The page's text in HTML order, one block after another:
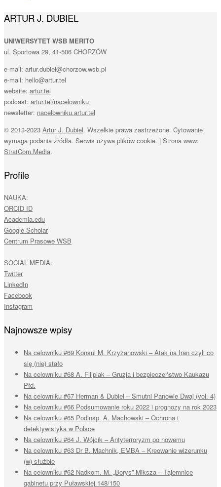
ARTUR J. DUBIEL
UNIWERSYTET WSB MERITO
ul. Sportowa 29, 41-506 CHORZÓW
e-mail: artur.dubiel@chorzow.wsb.pl
e-mail: hello@artur.tel
website: artur.tel
podcast: artur.tel/nacelowniku
newsletter: nacelowniku.artur.tel
© 2013-2023 Artur J. Dubiel. Wszelkie prawa zastrzeżone. Cytowanie
wymaga podania źródła. Serwis używa plików cookie. | Strona www:
StratCom.Media.
Profile
NAUKA:
ORCID ID
Academia.edu
Google Scholar
Centrum Prasowe WSB
SOCIAL MEDIA:
Twitter
LinkedIn
Facebook
Instagram
Najnowsze wpisy
Na celowniku #69 Konsul M. Krzyżanowski – Atak na Iran czyli co
się (nie) stało
Na celowniku #68 A. Filipiak – Gruzja i bezpieczeństwo Kaukazu
Płd.
Na celowniku #67 Herman & Dubiel – Smutni Panowie Dwaj (vol. 4)
Na celowniku #66 Podsumowanie roku 2022 i prognozy na rok 2023
Na celowniku #65 Podinsp. A. Machowski – Ochrona i
detektywistyka w Polsce
Na celowniku #64 J. Wójcik – Antyterroryzm po nowemu
Na celowniku #63 Dr B. Machnik, EMBA – Kreowanie wizerunku
(w) służbie
Na celowniku #62 Nadkom. M. „Borys” Miksza – Tajemnice
gabinetu przy Puławskiej 148/150